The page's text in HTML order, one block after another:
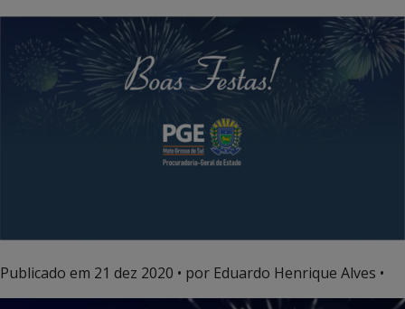
Publicado em 21 dez 2020 • por Eduardo Henrique Alves •